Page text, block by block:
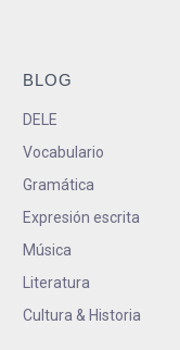
BLOG
DELE
Vocabulario
Gramática
Expresión escrita
Música
Literatura
Cultura & Historia